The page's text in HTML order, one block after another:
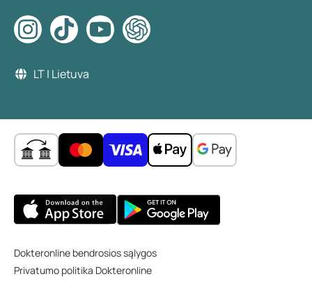
LT | Lietuva
Dokteronline bendrosios sąlygos
Privatumo politika Dokteronline